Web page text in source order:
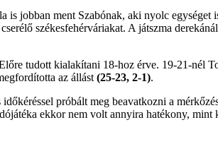
jobban ment Szabónak, aki nyolc
székesfehérváriakat. A játszma
tudott kialakítani 18-hoz érve. 19-21-nél
az állást (25-23, 2-1).
próbált meg beavatkozni a
ekkor nem volt annyira hatékony,